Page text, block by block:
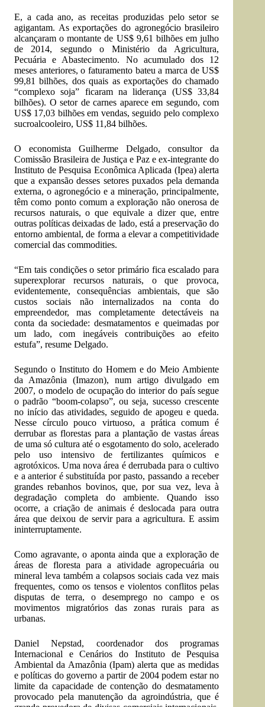
E, a cada ano, as receitas produzidas pelo setor se
agigantam. As exportações do agronegócio brasileiro
alcançaram o montante de US$ 9,61 bilhões em julho
de 2014, segundo o Ministério da Agricultura,
Pecuária e Abastecimento. No acumulado dos 12
meses anteriores, o faturamento bateu a marca de US$
99,81 bilhões, dos quais as exportações do chamado
“complexo soja” ficaram na liderança (US$ 33,84
bilhões). O setor de carnes aparece em segundo, com
US$ 17,03 bilhões em vendas, seguido pelo complexo
sucroalcooleiro, US$ 11,84 bilhões.
O economista Guilherme Delgado, consultor da
Comissão Brasileira de Justiça e Paz e ex-integrante do
Instituto de Pesquisa Econômica Aplicada (Ipea) alerta
que a expansão desses setores puxados pela demanda
externa, o agronegócio e a mineração, principalmente,
têm como ponto comum a exploração não onerosa de
recursos naturais, o que equivale a dizer que, entre
outras políticas deixadas de lado, está a preservação do
entorno ambiental, de forma a elevar a competitividade
comercial das commodities.
“Em tais condições o setor primário fica escalado para
superexplorar recursos naturais, o que provoca,
evidentemente, consequências ambientais, que são
custos sociais não internalizados na conta do
empreendedor, mas completamente detectáveis na
conta da sociedade: desmatamentos e queimadas por
um lado, com inegáveis contribuições ao efeito
estufa”, resume Delgado.
Segundo o Instituto do Homem e do Meio Ambiente
da Amazônia (Imazon), num artigo divulgado em
2007, o modelo de ocupação do interior do país segue
o padrão “boom-colapso”, ou seja, sucesso crescente
no início das atividades, seguido de apogeu e queda.
Nesse círculo pouco virtuoso, a prática comum é
derrubar as florestas para a plantação de vastas áreas
de uma só cultura até o esgotamento do solo, acelerado
pelo uso intensivo de fertilizantes químicos e
agrotóxicos. Uma nova área é derrubada para o cultivo
e a anterior é substituída por pasto, passando a receber
grandes rebanhos bovinos, que, por sua vez, leva à
degradação completa do ambiente. Quando isso
ocorre, a criação de animais é deslocada para outra
área que deixou de servir para a agricultura. E assim
ininterruptamente.
Como agravante, o aponta ainda que a exploração de
áreas de floresta para a atividade agropecuária ou
mineral leva também a colapsos sociais cada vez mais
frequentes, como os tensos e violentos conflitos pelas
disputas de terra, o desemprego no campo e os
movimentos migratórios das zonas rurais para as
urbanas.
Daniel Nepstad, coordenador dos programas
Internacional e Cenários do Instituto de Pesquisa
Ambiental da Amazônia (Ipam) alerta que as medidas
e políticas do governo a partir de 2004 podem estar no
limite da capacidade de contenção do desmatamento
provocado pela manutenção da agroindústria, que é